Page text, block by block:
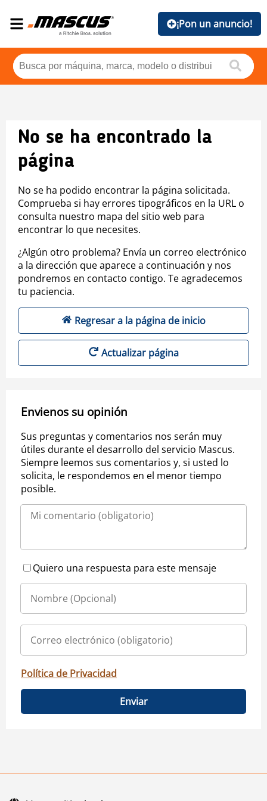
¡Pon un anuncio!
No se ha encontrado la
página
No se ha podido encontrar la página solicitada.
Comprueba si hay errores tipográficos en la URL o
consulta nuestro mapa del sitio web para
encontrar lo que necesites.
¿Algún otro problema? Envía un correo electrónico
a la dirección que aparece a continuación y nos
pondremos en contacto contigo. Te agradecemos
tu paciencia.
Regresar a la página de inicio
Actualizar página
Envienos su opinión
Sus preguntas y comentarios nos serán muy
útiles durante el desarrollo del servicio Mascus.
Siempre leemos sus comentarios y, si usted lo
solicita, le respondemos en el menor tiempo
posible.
Quiero una respuesta para este mensaje
Política de Privacidad
Enviar